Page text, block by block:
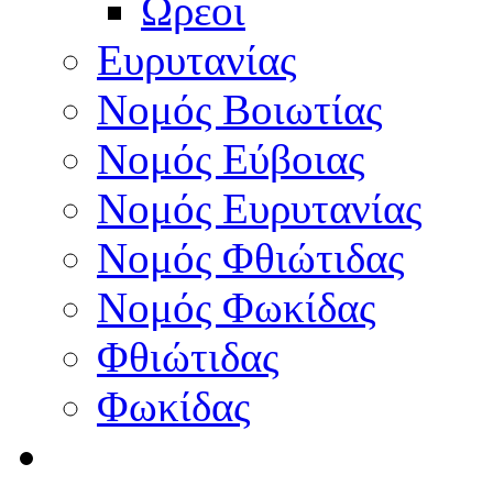
Ωρεοι
Ευρυτανίας
Νομός Βοιωτίας
Νομός Εύβοιας
Νομός Ευρυτανίας
Νομός Φθιώτιδας
Νομός Φωκίδας
Φθιώτιδας
Φωκίδας